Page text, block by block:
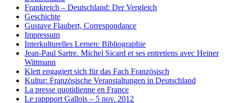
Frankreich – Deutschland: Der Vergleich
Geschichte
Gustave Flaubert, Correspondance
Impressum
Interkulturelles Lernen: Bibliographie
Jean-Paul Sartre. Michel Sicard et ses entretiens avec Heiner
Wittmann
Klett engagiert sich für das Fach Französisch
Kultur: Französische Veranstaltungen in Deutschland
La presse quotidienne en France
Le rappport Gallois – 5 nov. 2012